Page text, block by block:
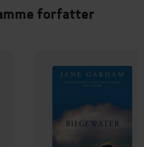
forfatter